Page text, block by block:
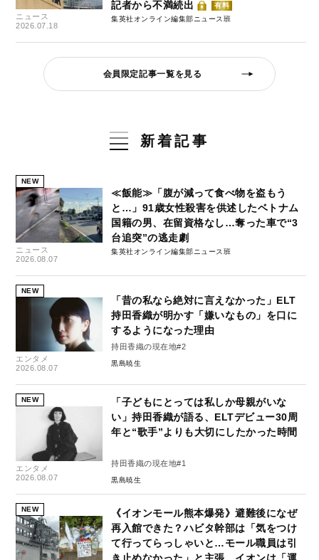
ニュース
2026.07.18
記者から不満続出
有料
集英社オンライン編集部ニュース班
会員限定記事一覧を見る
新着記事
NEW
ニュース
2026.08.07
≪飯能≫「腹が減って食べ物を盗もう
と…」91歳女性殺害を供述したベトナム
国籍の男、在留資格なし…奪った車で“3
台追突”の逃走劇
集英社オンライン編集部ニュース班
NEW
エンタメ
2026.08.07
「昔の私なら絶対に言えなかった」ELT
持田香織が明かす「嫌いなもの」を口に
するようになった理由
持田香織の現在地#2
黒島暁生
NEW
エンタメ
2026.08.07
「子どもにとっては私しか母親がいな
い」持田香織が語る、ELTデビュー30周
年と“歌手”よりも大切にしたかった時間
持田香織の現在地#1
黒島暁生
NEW
《イオンモール熊本爆発》避難後になぜ
再入館できた？ハビタ幹部は「気をつけ
て行ってらっしゃいと…モール職員は引